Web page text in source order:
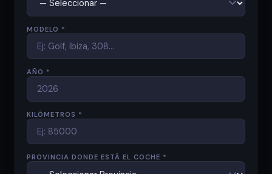
MODELO *
AÑO *
KILÓMETROS *
PROVINCIA DONDE ESTÁ EL COCHE *